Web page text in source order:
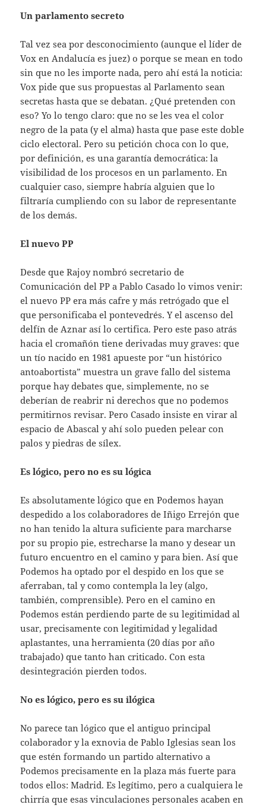
Un parlamento secreto
Tal vez sea por desconocimiento (aunque el líder de
Vox en Andalucía es juez) o porque se mean en todo
sin que no les importe nada, pero ahí está la noticia:
Vox pide que sus propuestas al Parlamento sean
secretas hasta que se debatan. ¿Qué pretenden con
eso? Yo lo tengo claro: que no se les vea el color
negro de la pata (y el alma) hasta que pase este doble
ciclo electoral. Pero su petición choca con lo que,
por definición, es una garantía democrática: la
visibilidad de los procesos en un parlamento. En
cualquier caso, siempre habría alguien que lo
filtraría cumpliendo con su labor de representante
de los demás.
El nuevo PP
Desde que Rajoy nombró secretario de
Comunicación del PP a Pablo Casado lo vimos venir:
el nuevo PP era más cafre y más retrógado que el
que personificaba el pontevedrés. Y el ascenso del
delfín de Aznar así lo certifica. Pero este paso atrás
hacia el cromañón tiene derivadas muy graves: que
un tío nacido en 1981 apueste por “un histórico
antoabortista” muestra un grave fallo del sistema
porque hay debates que, simplemente, no se
deberían de reabrir ni derechos que no podemos
permitirnos revisar. Pero Casado insiste en virar al
espacio de Abascal y ahí solo pueden pelear con
palos y piedras de sílex.
Es lógico, pero no es su lógica
Es absolutamente lógico que en Podemos hayan
despedido a los colaboradores de Iñigo Errejón que
no han tenido la altura suficiente para marcharse
por su propio pie, estrecharse la mano y desear un
futuro encuentro en el camino y para bien. Así que
Podemos ha optado por el despido en los que se
aferraban, tal y como contempla la ley (algo,
también, comprensible). Pero en el camino en
Podemos están perdiendo parte de su legitimidad al
usar, precisamente con legitimidad y legalidad
aplastantes, una herramienta (20 días por año
trabajado) que tanto han criticado. Con esta
desintegración pierden todos.
No es lógico, pero es su ilógica
No parece tan lógico que el antiguo principal
colaborador y la exnovia de Pablo Iglesias sean los
que estén formando un partido alternativo a
Podemos precisamente en la plaza más fuerte para
todos ellos: Madrid. Es legítimo, pero a cualquiera le
chirría que esas vinculaciones personales acaben en